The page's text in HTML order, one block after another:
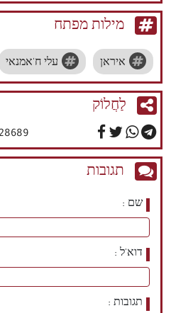
מילות מפתח
איראן עלי ח'אמנאי
לַחֲלוֹק
תגובות
שם
דוא'ל
תגובות